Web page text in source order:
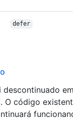
defer
descontinuado
. O código